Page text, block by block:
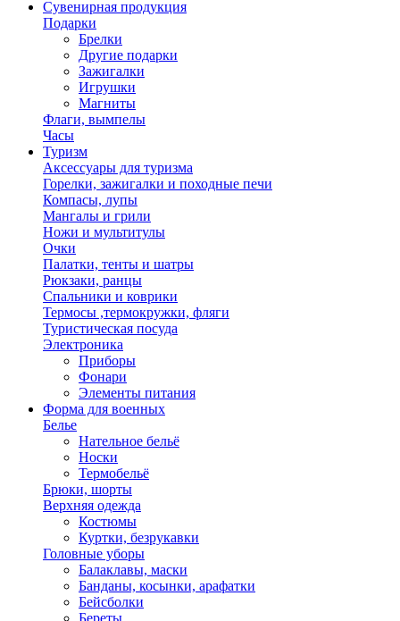
Сувенирная продукция
Подарки
Брелки
Другие подарки
Зажигалки
Игрушки
Магниты
Флаги, вымпелы
Часы
Туризм
Аксессуары для туризма
Горелки, зажигалки и походные печи
Компасы, лупы
Мангалы и грили
Ножи и мультитулы
Очки
Палатки, тенты и шатры
Рюкзаки, ранцы
Спальники и коврики
Термосы ,термокружки, фляги
Туристическая посуда
Электроника
Приборы
Фонари
Элементы питания
Форма для военных
Белье
Нательное бельё
Носки
Термобельё
Брюки, шорты
Верхняя одежда
Костюмы
Куртки, безрукавки
Головные уборы
Балаклавы, маски
Банданы, косынки, арафатки
Бейсболки
Береты